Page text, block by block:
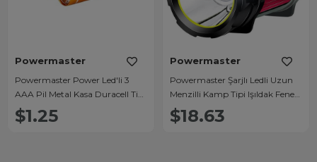
Powermaster
Powermaster Power Led'li 3
AAA Pil Metal Kasa Duracell Tip
Fener (Tekli)
$1.25
Powermaster
Powermaster Şarjlı Ledli Uzun
Menzilli Kamp Tipi Işıldak Fener
JS-881A
$18.63